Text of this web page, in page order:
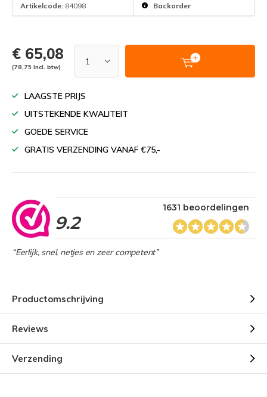
Artikelcode: 84098 Backorder
€ 65,08
(78,75 Incl. btw)
LAAGSTE PRIJS
UITSTEKENDE KWALITEIT
GOEDE SERVICE
GRATIS VERZENDING VANAF €75,-
9.2
1631 beoordelingen
“Eerlijk, snel, netjes en zeer competent”
Productomschrijving
Reviews
Verzending